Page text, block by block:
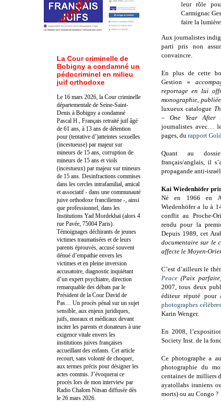
leur rôle
Carmignac
faire la
Aux journalistes
parti pris non
convaincre.
En plus de cette
Gestion «
reportage en lui
monographie,
luxueux catalogue
– One Year After
journalistes avec…
pages, du rapport
Quant au
français/anglais, il
propagande anti-
Kai Wiedenhöfer
Né en 1966 en
Wiedenhöfer a lu à
conflit au Proche-
rendu pour la
Depuis 1989, cet
documentaire sur le
affecte le Moyen-
C’est d’ailleurs le
Peace (Paix
2007, tous deux
éditeur réputé
photographes célèbres
Karin Wenger.
En 2008,
Society Inst. de la
Ce photographe a
photographie du
centaines de milliers
ayatollahs iraniens
morts) ou au Congo ?
La Cour criminelle de
Bobigny a condamné un
pédocriminel en milieu
juif orthodoxe
Le 16 mars 2026, la Cour criminelle
départementale de Seine-Saint-
Denis à Bobigny a condamné
Pascal H., Français retraité juif âgé
de 61 ans, à 13 ans de détention
pour (tentative d’)atteintes sexuelles
(incestueuse) par majeur sur
mineurs de 15 ans, corruption de
mineurs de 15 ans et viols
(incestueux) par majeur sur mineurs
de 15 ans. Desinfractions commises
dans les cercles intrafamilial, amical
et associatif - dans une communauté
juive orthodoxe francilienne -, ainsi
que professionnel, dans les
Institutions Yad Mordekhaï (alors 4
rue Pavée, 75004 Paris).
Témoignages déchirants de jeunes
victimes traumatisées et de leurs
parents éprouvés, accusé souvent
dénué d’empathie envers les
victimes et en pleine inversion
accusatoire, diagnostic inquiétant
d’un expert psychiatre, direction
remarquable des débats par le
Président de la Cour David de
Pas… Un procès pénal sur un sujet
sensible, aux enjeux juridiques,
juifs, moraux et médicaux devant
inciter les parents et donateurs à une
exigence vitale envers les
institutions juives françaises
accueillant des enfants. Cet article
recourt, sans volonté de choquer,
aux termes précis pour désigner les
actes commis. J’évoquerai ce
procès lors de mon interview par
Radio Chalom Nitsan diffusée dès
le 26 mars 2026.